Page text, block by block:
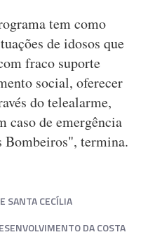
tem como
de idosos que
fraco suporte
social, oferecer
do telealarme,
caso de emergência
Bombeiros", termina.
SANTA CECÍLIA
DA COSTA